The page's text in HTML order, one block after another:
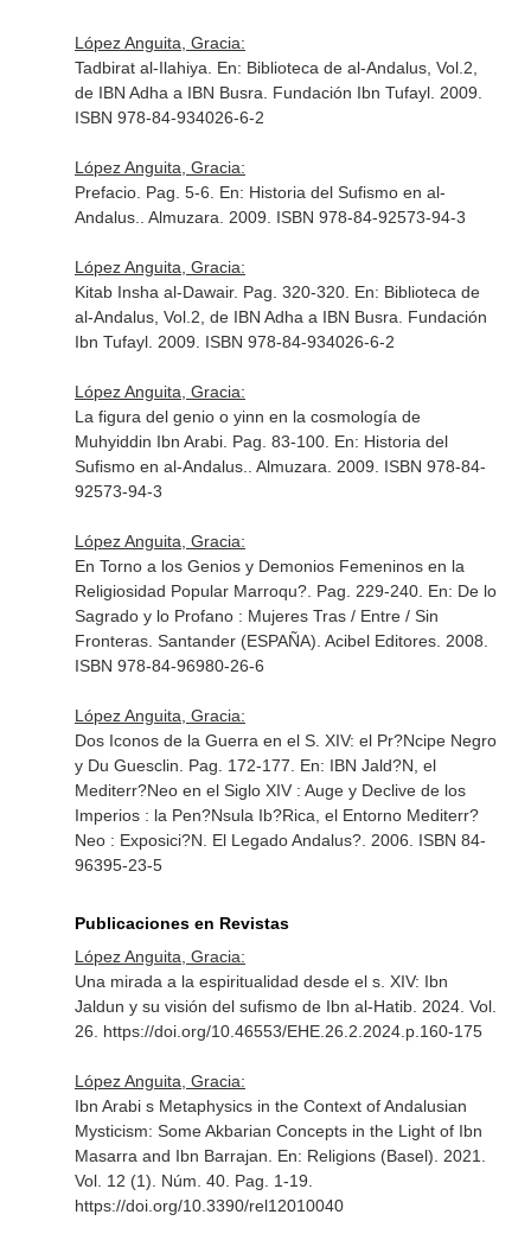
López Anguita, Gracia:
Tadbirat al-Ilahiya. En: Biblioteca de al-Andalus, Vol.2,
de IBN Adha a IBN Busra . Fundación Ibn Tufayl. 2009.
ISBN 978-84-934026-6-2
López Anguita, Gracia:
Prefacio. Pag. 5-6. En: Historia del Sufismo en al-
Andalus.
. Almuzara. 2009. ISBN 978-84-92573-94-3
López Anguita, Gracia:
Kitab Insha al-Dawair. Pag. 320-320. En: Biblioteca de
al-Andalus, Vol.2, de IBN Adha a IBN Busra . Fundación
Ibn Tufayl. 2009. ISBN 978-84-934026-6-2
López Anguita, Gracia:
La figura del genio o yinn en la cosmología de
Muhyiddin Ibn Arabi. Pag. 83-100. En: Historia del
Sufismo en al-Andalus.
. Almuzara. 2009. ISBN 978-84-
92573-94-3
López Anguita, Gracia:
En Torno a los Genios y Demonios Femeninos en la
Religiosidad Popular Marroqu?. Pag. 229-240. En: De lo
Sagrado y lo Profano : Mujeres Tras / Entre / Sin
Fronteras. Santander (ESPAÑA). Acibel Editores. 2008.
ISBN 978-84-96980-26-6
López Anguita, Gracia:
Dos Iconos de la Guerra en el S. XIV: el Pr?Ncipe Negro
y Du Guesclin. Pag. 172-177. En: IBN Jald?N, el
Mediterr?Neo en el Siglo XIV : Auge y Declive de los
Imperios : la Pen?Nsula Ib?Rica, el Entorno Mediterr?
Neo : Exposici?N . El Legado Andalus?. 2006. ISBN 84-
96395-23-5
Publicaciones en Revistas
López Anguita, Gracia:
Una mirada a la espiritualidad desde el s. XIV: Ibn
Jaldun y su visión del sufismo de Ibn al-Hatib. 2024. Vol.
26. https://doi.org/10.46553/EHE.26.2.2024.p.160-175
López Anguita, Gracia:
Ibn Arabi s Metaphysics in the Context of Andalusian
Mysticism: Some Akbarian Concepts in the Light of Ibn
Masarra and Ibn Barrajan. En: Religions (Basel) . 2021.
Vol. 12 (1). Núm. 40. Pag. 1-19.
https://doi.org/10.3390/rel12010040